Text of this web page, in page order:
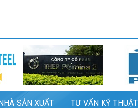
SẢN XUẤT TƯ VẤN KỸ THUẬT